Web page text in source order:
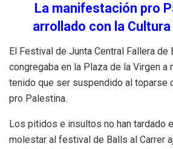
La manifestación pro
arrollado con la
El Festival de Junta Central Fallera de
congregaba en la Plaza de la Virgen a
tenido que ser suspendido al toparse
pro Palestina.
Los pitidos e insultos no han tardado
molestar al festival de Balls al Carrer